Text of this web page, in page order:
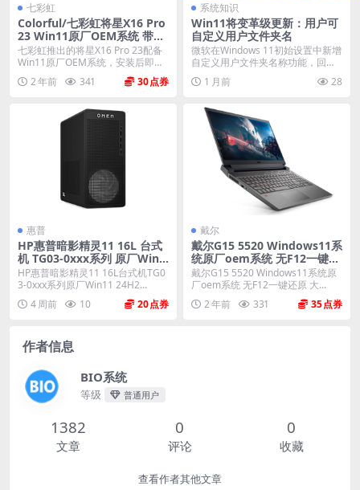
七彩虹
Colorful/七彩虹将星X16 Pro
23 Win11原厂OEM系统 带C
OLORFUL一键还原
七彩虹推出的将星X16 Pro 23配备
Win11原厂OEM系统，安装后即自
带原...
2 年前 341 30
系统知识
Win11将变革级更新：用户可
自定义用户文件夹名
微软在Windows 11初始设置中新增
自定义用户文件夹名称功能，回应
了用户多年...
1 月前 28
惠普
HP惠普暗影精灵11 16L 台式
机 TG03-0xxx系列 原厂Win1
1 24H2系统 原厂oem系统
HP惠普暗影精灵11 16L台式机TG0
3-0xxx系列原厂Win11 24H2...
4 周前
10 20
戴尔
戴尔G15 5520 Windows11系
统原厂oem系统 无F12一键还
原
戴尔G15 5520 Windows11系统原
厂oem系统 无F12一键还原 大...
2 年前
331 35
作者信息
BIO系统
等级 普通用户
1382
文章
0
评论
0
收藏
查看作者其他文章